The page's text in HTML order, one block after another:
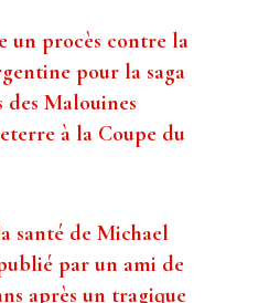
un procès contre la
pour la saga
des Malouines
à la Coupe du
santé de Michael
par un ami de
après un tragique